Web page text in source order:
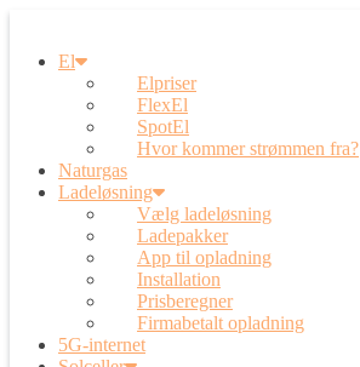
El
Elpriser
FlexEl
SpotEl
Hvor kommer strømmen fra?
Naturgas
Ladeløsning
Vælg ladeløsning
Ladepakker
App til opladning
Installation
Prisberegner
Firmabetalt opladning
5G-internet